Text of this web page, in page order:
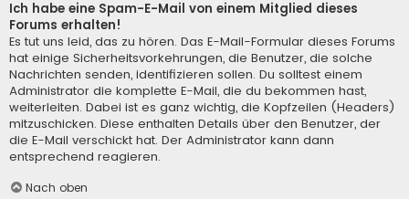
Ich habe eine Spam-E-Mail von einem Mitglied dieses
Forums erhalten!
Es tut uns leid, das zu hören. Das E-Mail-Formular dieses Forums
hat einige Sicherheitsvorkehrungen, die Benutzer, die solche
Nachrichten senden, identifizieren sollen. Du solltest einem
Administrator die komplette E-Mail, die du bekommen hast,
weiterleiten. Dabei ist es ganz wichtig, die Kopfzeilen (Headers)
mitzuschicken. Diese enthalten Details über den Benutzer, der
die E-Mail verschickt hat. Der Administrator kann dann
entsprechend reagieren.
Nach oben